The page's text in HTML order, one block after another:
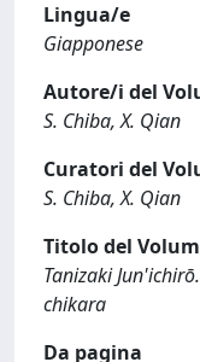
Lingua/e
Giapponese
Autore/i del
S. Chiba, X. Qian
Curatori del
S. Chiba, X. Qian
Titolo del
Tanizaki
chikara
Da pagina